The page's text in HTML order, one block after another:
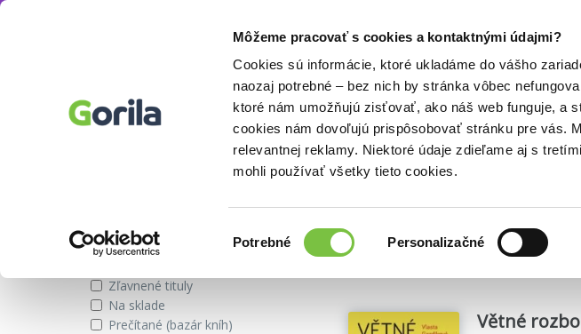
Môžeme pracovať s cookies a kontaktnými údajmi?
Cookies sú informácie, ktoré ukladáme do vášho
naozaj potrebné – bez nich by stránka vôbec
ktoré nám umožňujú zisťovať, ako náš web funguje, a
cookies nám dovoľujú prispôsobovať stránku pre vás.
relevantnej reklamy. Niektoré údaje zdieľame aj s
mohli používať všetky tieto cookies.
súhlasu
Potrebné Personalizačné
Doplnky
Vlasta Gazdíková
Knihy autora Vlasta Gazdíková
Zobraziť iba
Zľavnené tituly
Na sklade
Prečítané (bazár kníh)
Našli sme
Větné